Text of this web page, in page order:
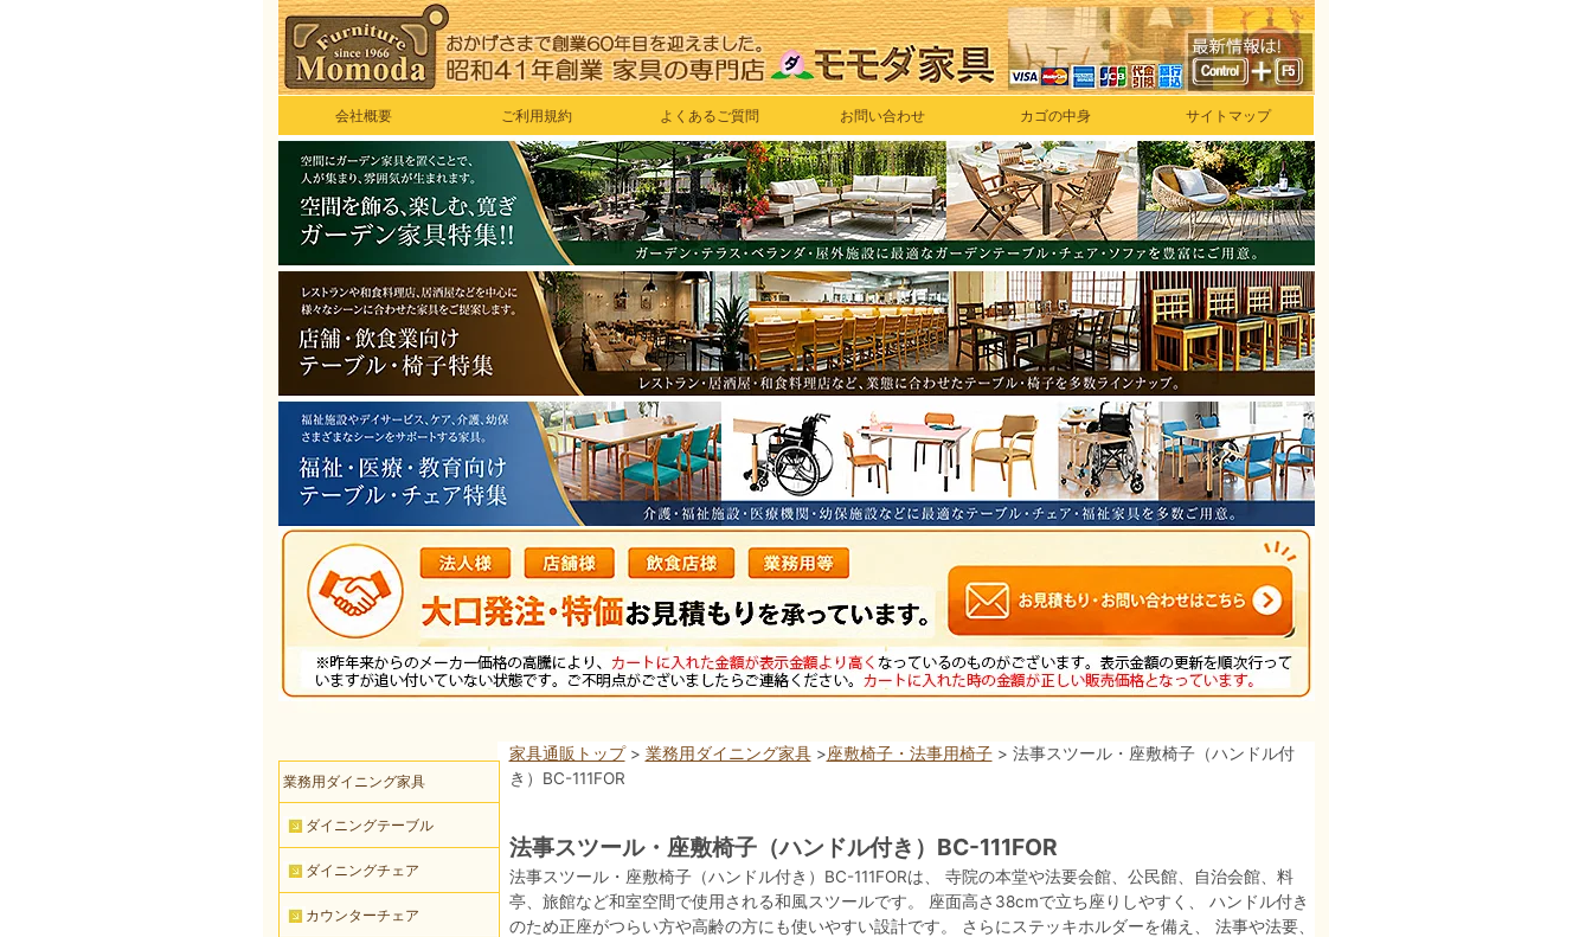
会社概要 ご利用規約 よくあるご質問 お問い合わせ カゴの中身 サイトマップ
家具通販トップ> 業務用ダイニング家具>座敷椅子・法事用椅子> 法事スツール・座敷椅子（ハンドル付
き）BC-111FOR
法事スツール・座敷椅子（ハンドル付き）BC-111FOR
法事スツール・座敷椅子（ハンドル付き）BC-111FORは、 寺院の本堂や法要会館、公民館、自治会館、料
亭、旅館など和室空間で使用される和風スツールです。 座面高さ38cmで立ち座りしやすく、 ハンドル付き
のため正座がつらい方や高齢の方にも使いやすい設計です。 さらにステッキホルダーを備え、 法事や法要、
業務用ダイニング家具
ダイニングテーブル
ダイニングチェア
カウンターチェア